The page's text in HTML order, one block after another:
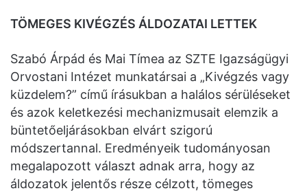
TÖMEGES KIVÉGZÉS ÁLDOZATAI LETTEK
Szabó Árpád és Mai Tímea az SZTE Igazságügyi
Orvostani Intézet munkatársai a „Kivégzés vagy
küzdelem?” című írásukban a halálos sérüléseket
és azok keletkezési mechanizmusait elemzik a
büntetőeljárásokban elvárt szigorú
módszertannal. Eredményeik tudományosan
megalapozott választ adnak arra, hogy az
áldozatok jelentős része célzott, tömeges